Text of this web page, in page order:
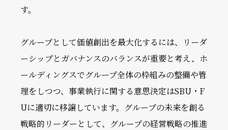
す。
グループとして価値創出を最大化するには、リーダ
ーシップとガバナンスのバランスが重要と考え、ホ
ールディングスでグループ全体の枠組みの整備や管
理をしつつ、事業執行に関する意思決定はSBU・F
Uに適切に移譲しています。グループの未来を創る
戦略的リーダーとして、グループの経営戦略の推進